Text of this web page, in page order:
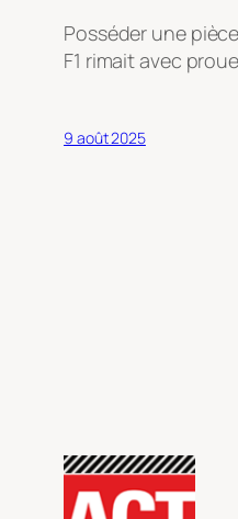
Posséder une
F1 rimait avec
9 août 2025